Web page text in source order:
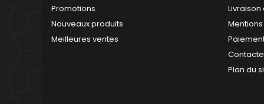
Promotions
Nouveaux produits
Meilleures ventes
Plan du